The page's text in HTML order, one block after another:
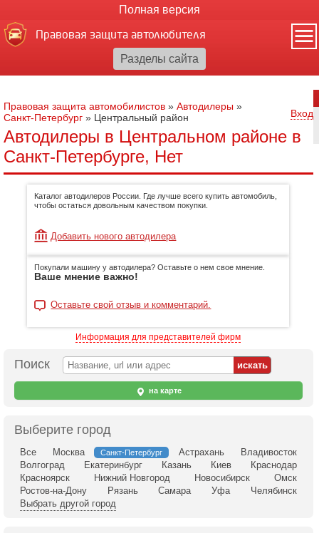
Полная версия
Правовая защита автолюбителя
Правовая защита автомобилистов » Автодилеры »
Санкт-Петербург » Центральный район Вход
Автодилеры в Центральном районе в
Санкт-Петербурге, Нет
Каталог автодилеров России. Где лучше всего купить автомобиль,
чтобы остаться довольным качеством покупки.
Добавить нового автодилера
Покупали машину у автодилера? Оставьте о нем свое мнение.
Ваше мнение важно!
Оставьте свой отзыв и комментарий.
Информация для представителей фирм
Поиск
на карте
Выберите город
Все Москва Санкт-Петербург Астрахань
Владивосток
Волгоград
Екатеринбург Казань Киев
Краснодар
Красноярск
Нижний Новгород Новосибирск
Омск
Ростов-на-Дону
Рязань Самара Уфа
Челябинск
Выбрать другой город